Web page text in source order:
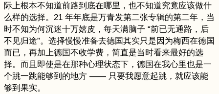
际上根本不知道前路到底在哪里，也不知道究竟应该做什
么样的选择。21 年年底是万青发第二张专辑的第二年，当
时不知为何沉迷十万嬉皮，每天满脑子 “前已无通路，后
不见归途”。选择慢慢准备去德国其实只是因为梅西在德国
而已，再加上德国不收学费，简直是当时看来最好的选
择。而且即使是在那种心理状态下，德国在我心里也是一
个跳一跳能够到的地方 —— 只要我愿意起跳，就应该能
够到果实。